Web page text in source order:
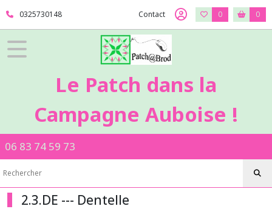
0325730148 Contact 0 0
Le Patch dans la
Campagne Auboise !
06 83 74 59 73
2.3.DE --- Dentelle
Fermer
FILTRES
Mercerie
2.2.PA
-
-
2.3.DE